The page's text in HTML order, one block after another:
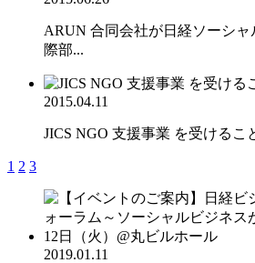
ARUN 合同会社が日経ソーシ
際部...
2015.04.11
JICS NGO 支援事業 を受けるこ
1 2 3
2019.01.11